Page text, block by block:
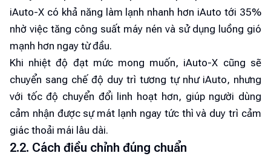
iAuto-X có khả năng làm lạnh nhanh hơn iAuto tới 35%
nhờ việc tăng công suất máy nén và sử dụng luồng gió
mạnh hơn ngay từ đầu.
Khi nhiệt độ đạt mức mong muốn, iAuto-X cũng sẽ
chuyển sang chế độ duy trì tương tự như iAuto, nhưng
với tốc độ chuyển đổi linh hoạt hơn, giúp người dùng
cảm nhận được sự mát lạnh ngay tức thì và duy trì cảm
giác thoải mái lâu dài.
2.2. Cách điều chỉnh đúng chuẩn